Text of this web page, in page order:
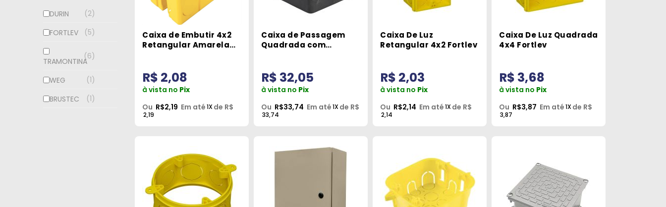
Caixa de Embutir 4x2
Retangular Amarela
R$ 2,08
à vista no Pix
Ou R$2,19 Em até1X de R$
2,19
Caixa de Passagem
Quadrada com
R$ 32,05
à vista no Pix
Ou R$33,74 Em até1X de R$
33,74
Caixa De Luz
Retangular 4x2 Fortlev
R$ 2,03
à vista no Pix
Ou R$2,14 Em até1X de R$
2,14
Caixa De Luz Quadrada
4x4 Fortlev
R$ 3,68
à vista no Pix
Ou R$3,87 Em até1X de R$
3,87
DURIN
2
FORTLEV
5
TRAMONTINA
6
WEG
1
BRUSTEC
1